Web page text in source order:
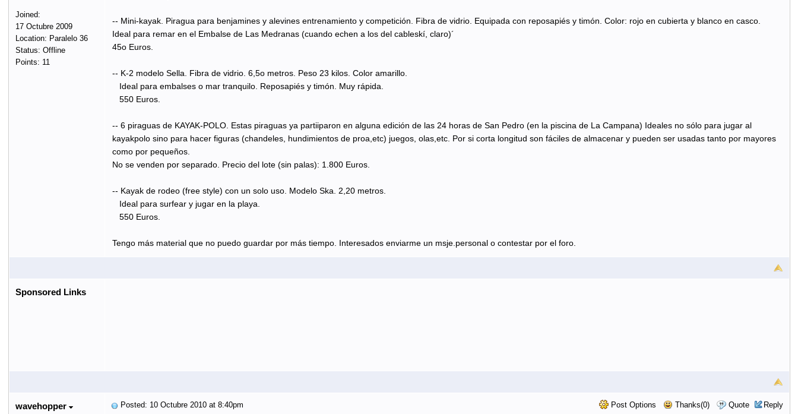
Joined:
17 Octubre 2009
Location: Paralelo 36
Status: Offline
Points: 11
-- Mini-kayak. Piragua para benjamines y alevines entrenamiento y competición. Fibra de vidrio. Equipada con reposapiés y timón. Color: rojo en cubierta y blanco en casco.
Ideal para remar en el Embalse de Las Medranas (cuando echen a los del cableskí, claro)´
45o Euros.
-- K-2 modelo Sella. Fibra de vidrio. 6,5o metros. Peso 23 kilos. Color amarillo.
Ideal para embalses o mar tranquilo. Reposapiés y timón. Muy rápida.
550 Euros.
-- 6 piraguas de KAYAK-POLO. Estas piraguas ya partiiparon en alguna edición de las 24 horas de San Pedro (en la piscina de La Campana) Ideales no sólo para jugar al
kayakpolo sino para hacer figuras (chandeles, hundimientos de proa,etc) juegos, olas,etc. Por si corta longitud son fáciles de almacenar y pueden ser usadas tanto por mayores
como por pequeños.
No se venden por separado. Precio del lote (sin palas): 1.800 Euros.
-- Kayak de rodeo (free style) con un solo uso. Modelo Ska. 2,20 metros.
Ideal para surfear y jugar en la playa.
550 Euros.
Tengo más material que no puedo guardar por más tiempo. Interesados enviarme un msje.personal o contestar por el foro.
Sponsored Links
wavehopper Post Options Thanks(0) Quote Reply
Posted: 10 Octubre 2010 at 8:40pm